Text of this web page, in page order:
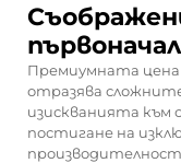
Премиумната
отразява
изискванията към
постигане на